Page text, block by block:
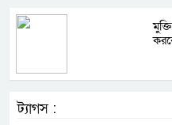
ট্যাগস :